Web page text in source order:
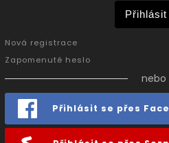
Přihlásit
Nová registrace
Zapomenuté heslo
nebo
Přihlásit se přes